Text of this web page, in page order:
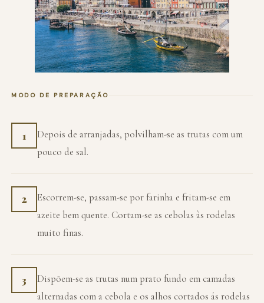
MODO DE PREPARAÇÃO
1
Depois de arranjadas, polvilham-se as trutas com um
pouco de sal.
2
Escorrem-se, passam-se por farinha e fritam-se em
azeite bem quente. Cortam-se as cebolas às rodelas
muito finas.
3
Dispõem-se as trutas num prato fundo em camadas
alternadas com a cebola e os alhos cortados ás rodelas